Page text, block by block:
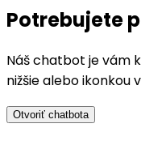
Potrebujete
Náš chatbot je vám
nižšie alebo ikonkou
Otvoriť chatbota